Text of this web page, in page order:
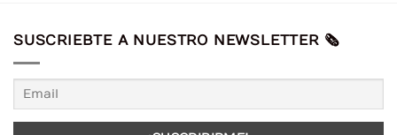
múltiples
se
pueden
múltiples
se
pueden
múltiples
variantes.
se
pueden
SUSCRIEBTE A NUESTRO NEWSLETTER 🗞️